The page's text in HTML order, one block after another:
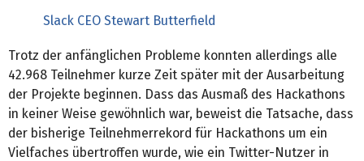
Slack CEO Stewart Butterfield
Trotz der anfänglichen Probleme konnten allerdings alle
42.968 Teilnehmer kurze Zeit später mit der Ausarbeitung
der Projekte beginnen. Dass das Ausmaß des Hackathons
in keiner Weise gewöhnlich war, beweist die Tatsache, dass
der bisherige Teilnehmerrekord für Hackathons um ein
Vielfaches übertroffen wurde, wie ein Twitter-Nutzer in